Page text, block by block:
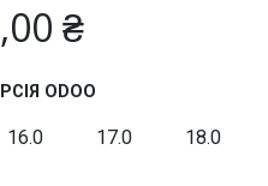
₴
ODOO
16.0 17.0 18.0